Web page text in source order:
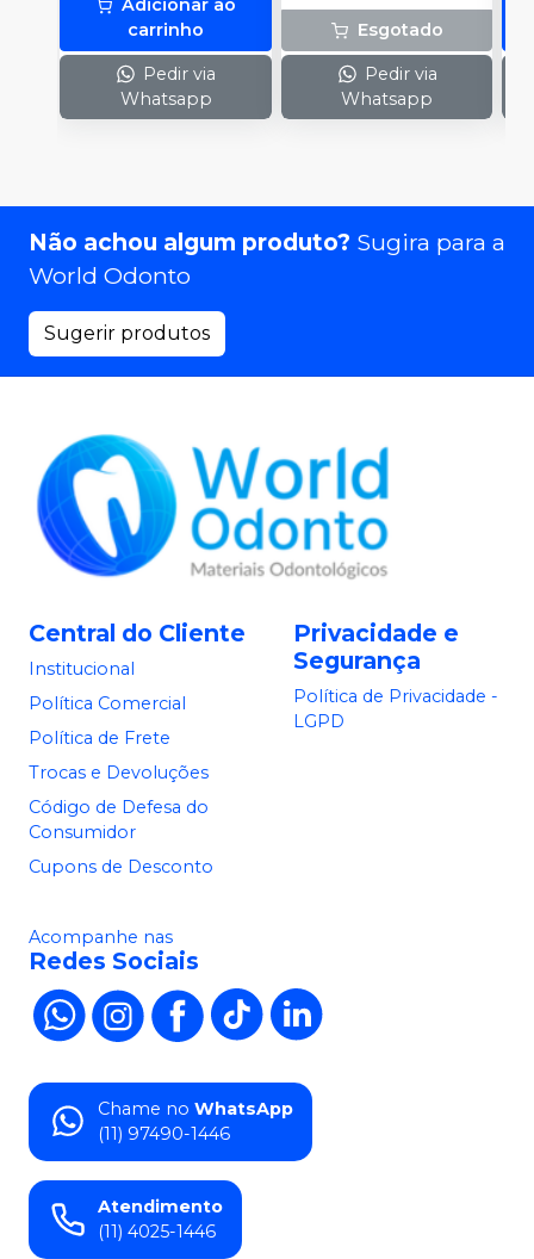
Adicionar ao
carrinho
Pedir via
Whatsapp
Esgotado
Pedir via
Whatsapp
Não achou algum produto? Sugira para a
World Odonto
Sugerir produtos
Central do Cliente
Institucional
Política Comercial
Política de Frete
Trocas e Devoluções
Código de Defesa do
Consumidor
Cupons de Desconto
Privacidade e
Segurança
Política de Privacidade -
LGPD
Acompanhe nas
Redes Sociais
Chame no WhatsApp
(11) 97490-1446
Atendimento
(11) 4025-1446